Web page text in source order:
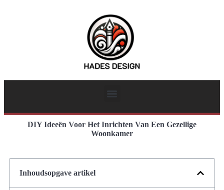
DIY Ideeën Voor Het Inrichten Van Een Gezellige
Woonkamer
Inhoudsopgave artikel